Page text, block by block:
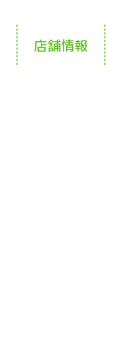
店舗情報